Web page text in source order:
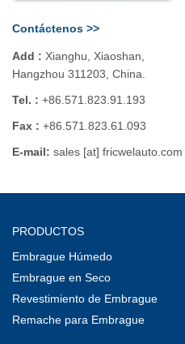
Contáctenos >>
Add : Xianghu, Xiaoshan,
Hangzhou 311203, China.
Tel. : +86.571.823.91.193
Fax : +86.571.823.61.093
E-mail: sales [at] fricwelauto.com
PRODUCTOS
Embrague Húmedo
Embrague en Seco
Revestimiento de Embrague
Remache para Embrague